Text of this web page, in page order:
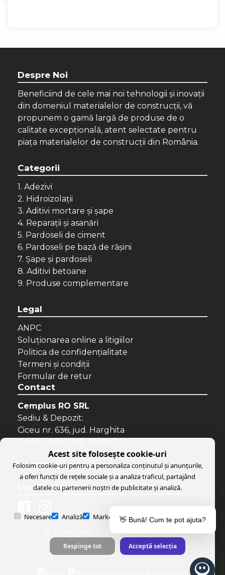
Despre Noi
Beneficiind de cele mai noi tehnologii și inovații
din domeniul materialelor de construcții, vă
propunem o gamă largă de produse de o
calitate excepțională, atent selectate pentru
piața materialelor de construcții din România.
Categorii
1. Adezivi
2. Hidroizolații
3. Aditivi mortare și șape
4. Reparații și asanări
5. Pardoseli de ciment
6. Pardoseli pe bază de rășini
7. Șape și pardoseli
8. Aditivi betoane
9. Produse complementare
Legal
ANPC
Soluționarea online a litigiilor
Politica de confidenţialitate
Termeni şi condiţii
Formular de retur
Contact
Cemplus RO SRL
Sediu & Depozit:
Ciceu nr. 636, jud. Harghita
CUI: 25134504
Urmăreşte-ne
- Created withSoldigo
👋 Bună! Cum te pot ajuta?
Acest site folosește cookie-uri
Folosim cookie-uri pentru a personaliza conținutul și anunțurile,
a oferi funcții de rețele sociale și a analiza traficul, partajând
datele cu partenerii noștri de publicitate și analiză.
Necesare Analiză Marketing Preferințe Parteneri
Respinge tot Acceptă selecția